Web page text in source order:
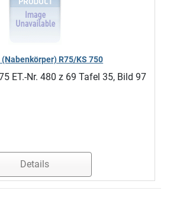
(Nabenkörper) R75/KS 750
ET.-Nr. 480 z 69 Tafel 35, Bild 97
Details